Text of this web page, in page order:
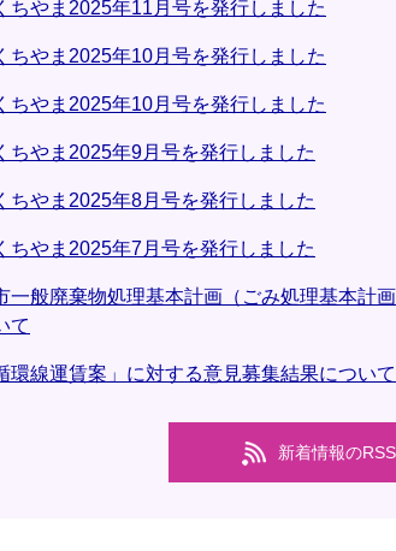
ちやま2025年11月号を発行しました
ちやま2025年10月号を発行しました
ちやま2025年10月号を発行しました
ちやま2025年9月号を発行しました
ちやま2025年8月号を発行しました
ちやま2025年7月号を発行しました
一般廃棄物処理基本計画（ごみ処理基本計
て
環線運賃案」に対する意見募集結果について
新着情報のRSS